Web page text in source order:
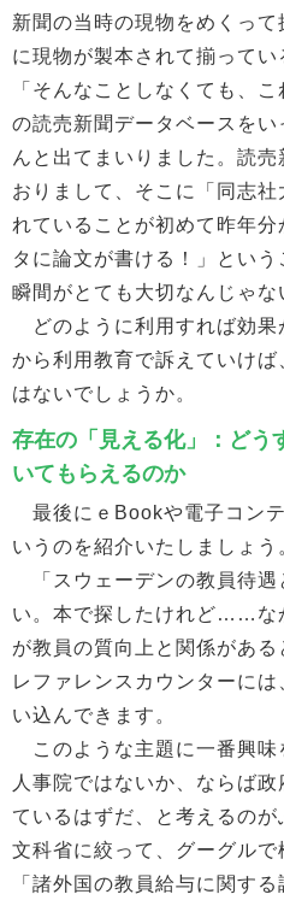
新聞の当時の現物をめくっ
に現物が製本されて揃ってい
「そんなことしなくても、
の読売新聞データベースを
んと出てまいりました。読
おりまして、そこに「同志
れていることが初めて昨年
タに論文が書ける！」とい
瞬間がとても大切なんじゃな
どのように利用すれば効果
から利用教育で訴えていけ
はないでしょうか。
存在の「見える化」：どう
いてもらえるのか
最後にｅBookや電子コン
いうのを紹介いたしましょう
「スウェーデンの教員待遇
い。本で探したけれど……
が教員の質向上と関係があ
レファレンスカウンターに
い込んできます。
このような主題に一番興味
人事院ではないか、ならば
ているはずだ、と考えるのが
文科省に絞って、グーグルで
「諸外国の教員給与に関す